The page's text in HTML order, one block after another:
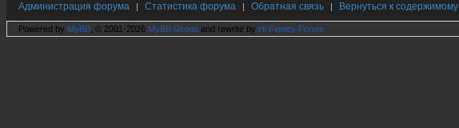
Администрация форума | Статистика форума | Обратная связь | Вернуться к содержимому
Powered by MyBB , © 2001-2026 MyBB Group and rewrite by Hi Fidelity Forum